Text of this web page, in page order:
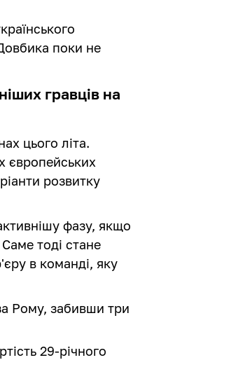
поки не
гравців на
цього літа.
європейських
розвитку
фазу, якщо
тоді стане
в команді, яку
Рому, забивши три
29-річного